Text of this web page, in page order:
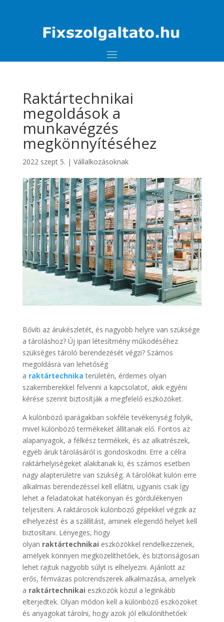
Raktártechnikai
megoldások a
munkavégzés
megkönnyítéséhez
2022 szept 5. | Vállalkozásoknak
Bővíti az árukészletét, és nagyobb helyre van szüksége
a tároláshoz? Új ipari létesítmény működéséhez
szükséges tároló berendezését végzi? Számos
megoldásra van lehetőség
a raktártechnika területén, érdemes olyan
szakemberekkel felvenni a kapcsolatot, akik egyéni
kérése szerint biztosítják a megfelelő eszközöket.
A különböző iparágakban sokféle tevékenység folyik,
mivel különböző termékeket állítanak elő. Fontos az
alapanyagok, a félkész termékek, és az alkatrészek,
egyéb áruk tárolásáról is gondoskodni. Erre a célra
raktárhelyiségeket alakítanak ki, és számos esetben
nagy alapterületre van szükség. A tárolókat külön erre
alkalmas berendezéssel kell ellátni, ugyanis csak így
lehet a feladatokat hatékonyan és gördülékenyen
teljesíteni. A raktárosok különböző gépekkel végzik az
elhelyezést és a szállítást, aminek elegendő helyet kell
biztosítani. Lényeges, hogy
olyan raktártechnikai eszközökkel rendelkezzenek,
amelyek könnyen megközelíthetőek, és biztonságosan
lehet rajtuk nagyobb súlyt is elhelyezni. Ajánlott az
erős, fémvázas polcrendszerek alkalmazása, amelyek
a raktártechnikai eszközök közül a leginkább
elterjedtek. Olyan módon kell a különböző eszközöket
és anyagokat tárolni, hogy azok jól elkülöníthetőek